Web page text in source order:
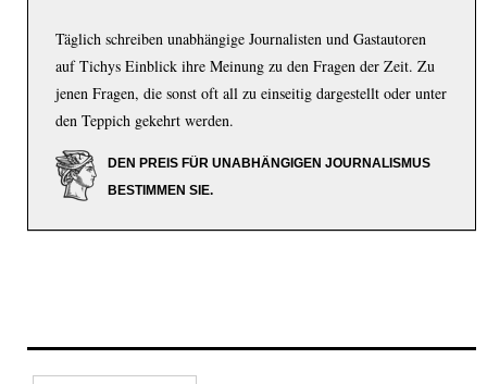
Täglich schreiben unabhängige Journalisten und Gastautoren
auf Tichys Einblick ihre Meinung zu den Fragen der Zeit. Zu
jenen Fragen, die sonst oft all zu einseitig dargestellt oder unter
den Teppich gekehrt werden.
DEN PREIS FÜR UNABHÄNGIGEN JOURNALISMUS
BESTIMMEN SIE.